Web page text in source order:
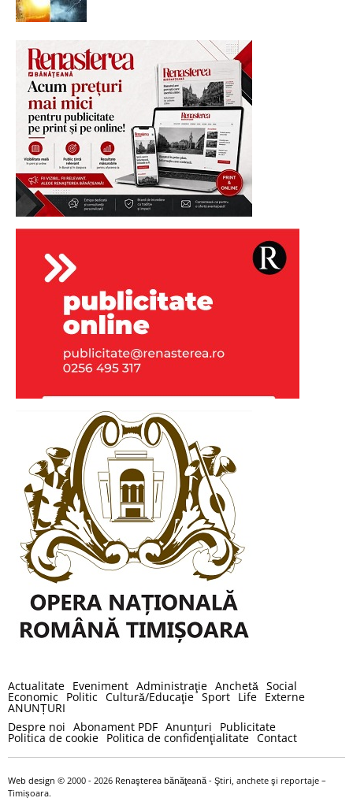
Actualitate Eveniment Administraţie Anchetă Social
Economic Politic Cultură/Educaţie Sport Life Externe
ANUNȚURI
Despre noi Abonament PDF Anunţuri Publicitate
Politica de cookie Politica de confidenţialitate Contact
Web design © 2000 - 2026 Renaşterea bănăţeană - Ştiri, anchete şi reportaje –
Timișoara.